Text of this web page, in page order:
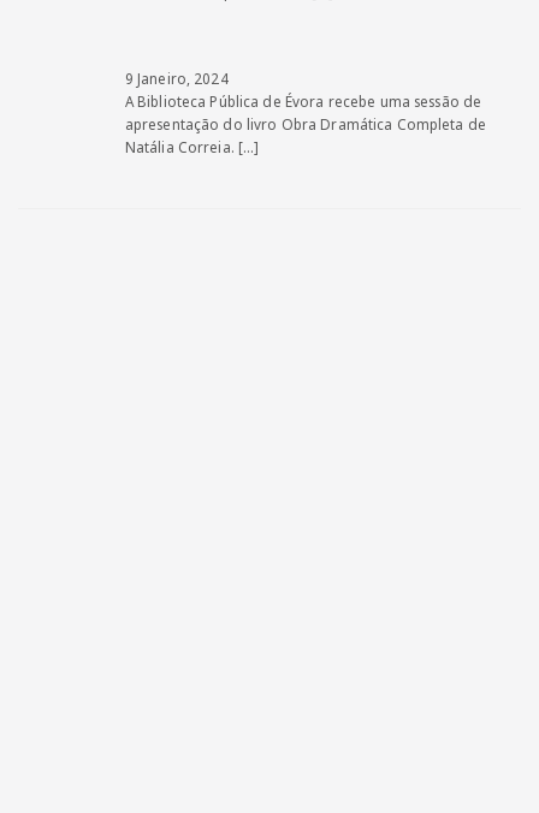
9 Janeiro, 2024
A Biblioteca Pública de Évora recebe uma sessão de
apresentação do livro Obra Dramática Completa de
Natália Correia. […]